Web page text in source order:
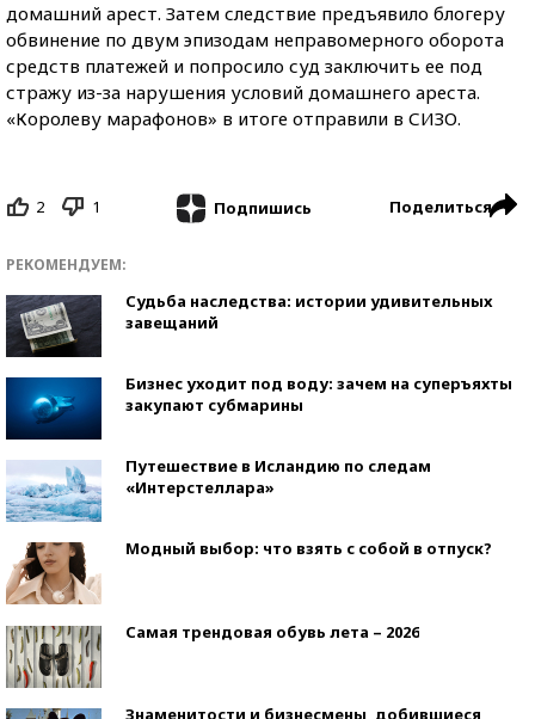
домашний арест. Затем следствие предъявило блогеру
обвинение по двум эпизодам неправомерного оборота
средств платежей и попросило суд заключить ее под
стражу из-за нарушения условий домашнего ареста.
«Королеву марафонов» в итоге отправили в СИЗО.
2 1 Подпишись Поделиться
РЕКОМЕНДУЕМ:
Судьба наследства: истории удивительных
завещаний
Бизнес уходит под воду: зачем на суперъяхты
закупают субмарины
Путешествие в Исландию по следам
«Интерстеллара»
Модный выбор: что взять с собой в отпуск?
Самая трендовая обувь лета – 2026
Знаменитости и бизнесмены, добившиеся